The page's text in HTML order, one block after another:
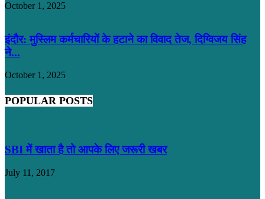
October 1, 2025
इंदौर: मुस्लिम कर्मचारियों के हटाने का विवाद तेज, दिग्विजय सिंह
ने...
October 1, 2025
POPULAR POSTS
SBI में खाता है तो आपके लिए जरूरी खबर
July 11, 2017